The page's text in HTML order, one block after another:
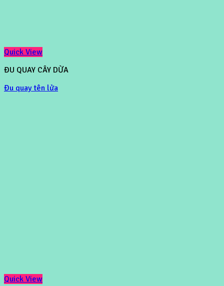
Quick View
ĐU QUAY CÂY DỪA
Đu quay tên lửa
Quick View